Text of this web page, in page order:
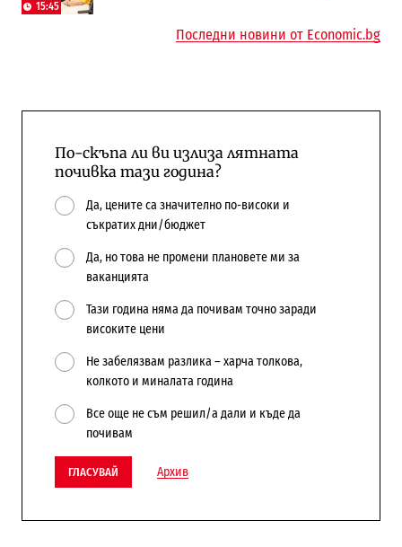
15:45
Последни новини от Economic.bg
По-скъпа ли ви излиза лятната
почивка тази година?
Да, цените са значително по-високи и
съкратих дни/бюджет
Да, но това не промени плановете ми за
ваканцията
Тази година няма да почивам точно заради
високите цени
Не забелязвам разлика – харча толкова,
колкото и миналата година
Все още не съм решил/а дали и къде да
почивам
ГЛАСУВАЙ Архив